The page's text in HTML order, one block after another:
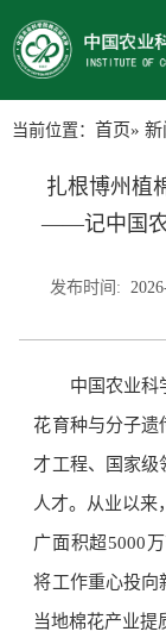
当前位置： 首页» 新
扎根博州植
——记中国农
发布时间:
中国农业科
花育种与分子遗
才工程、国家级
人才。从业以来
广面积超5000
将工作重心投向
当地棉花产业提